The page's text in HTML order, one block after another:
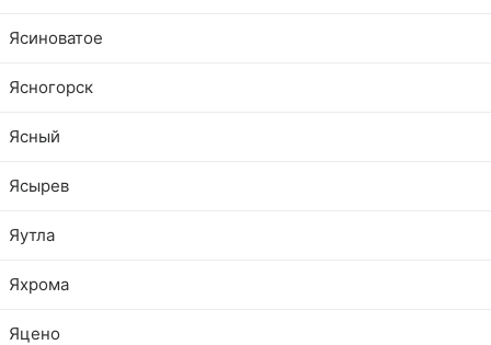
Ясиноватое
Ясногорск
Ясный
Ясырев
Яутла
Яхрома
Яцено